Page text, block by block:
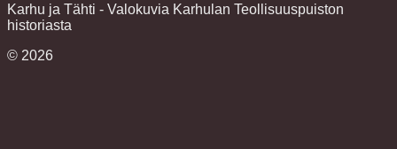
Karhu ja Tähti - Valokuvia Karhulan Teollisuuspuiston
historiasta
© 2026